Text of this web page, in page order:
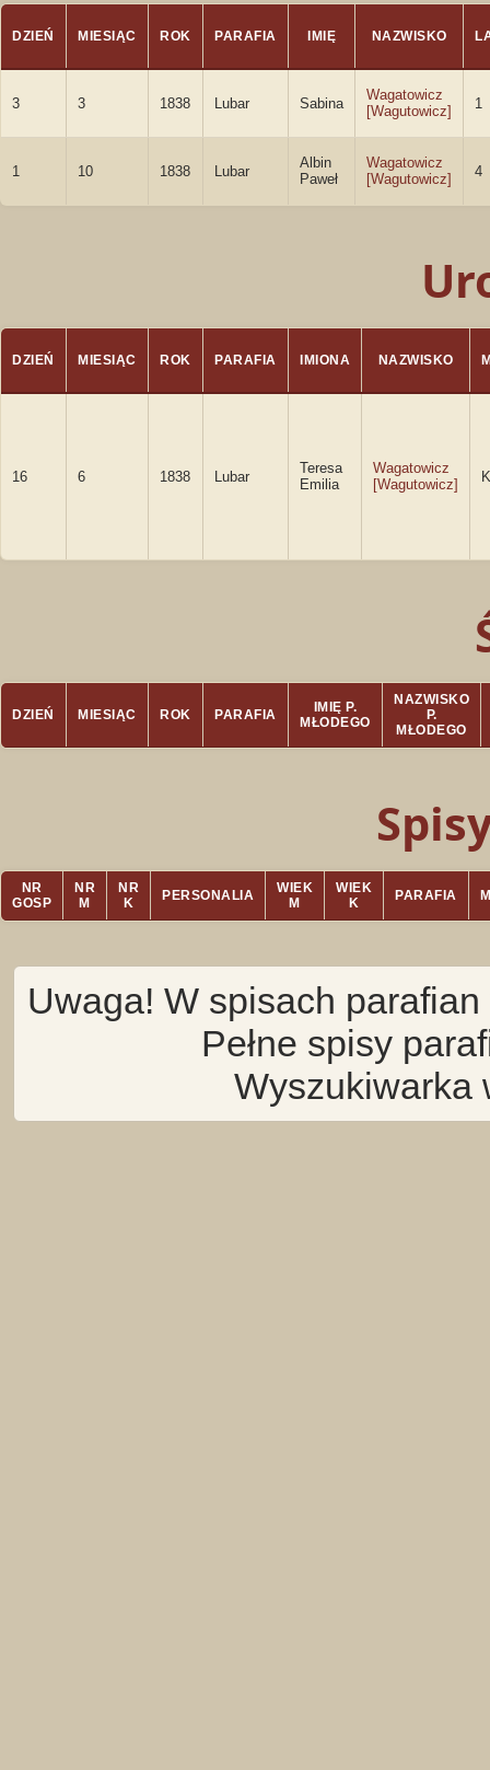
DZIEŃ MIESIĄC ROK PARAFIA IMIĘ NAZWISKO
3 3 1838 Lubar Sabina
Wagatowicz
[Wagutowicz]
1
1 10 1838 Lubar
Albin
Paweł
Wagatowicz
[Wagutowicz]
4
DZIEŃ MIESIĄC ROK PARAFIA IMIONA NAZWISKO
16 6 1838 Lubar
Teresa
Emilia
Wagatowicz
[Wagutowicz]
DZIEŃ MIESIĄC ROK PARAFIA
IMIĘ P.
MŁODEGO
NAZWISKO
P.
MŁODEGO
NR
GOSP
NR
M
NR
K
PERSONALIA
WIEK
M
WIEK
K
PARAFIA
Uwaga! W spisach
Pełne spisy
Wyszukiwarka